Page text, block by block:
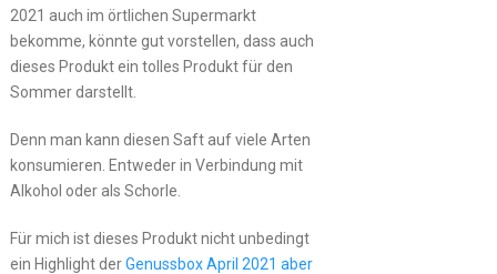
2021 auch im örtlichen Supermarkt
bekomme, könnte gut vorstellen, dass auch
dieses Produkt ein tolles Produkt für den
Sommer darstellt.
Denn man kann diesen Saft auf viele Arten
konsumieren. Entweder in Verbindung mit
Alkohol oder als Schorle.
Für mich ist dieses Produkt nicht unbedingt
ein Highlight derGenussbox April 2021 aber